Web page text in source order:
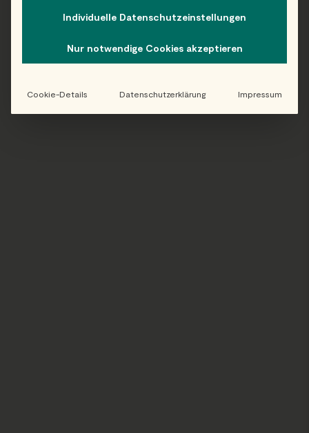
Folge uns auf Instagram!
Individuelle Datenschutzeinstellungen
Nur notwendige Cookies akzeptieren
Cookie-Details Datenschutzerklärung Impressum